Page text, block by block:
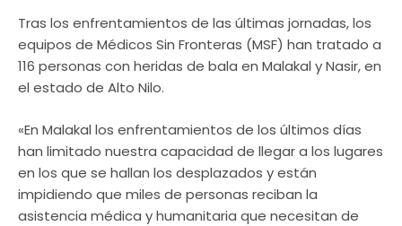
Tras los enfrentamientos de las últimas jornadas, los
equipos de Médicos Sin Fronteras (MSF) han tratado a
116 personas con heridas de bala en Malakal y Nasir, en
el estado de Alto Nilo.
«En Malakal los enfrentamientos de los últimos días
han limitado nuestra capacidad de llegar a los lugares
en los que se hallan los desplazados y están
impidiendo que miles de personas reciban la
asistencia médica y humanitaria que necesitan de